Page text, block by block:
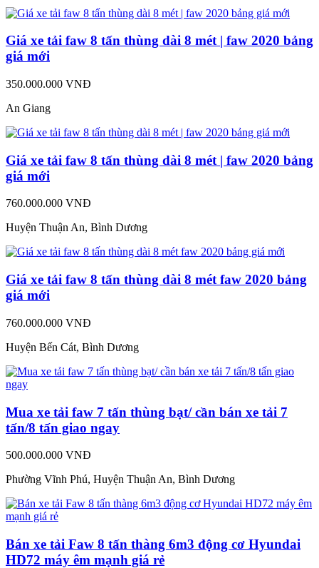
Giá xe tải faw 8 tấn thùng dài 8 mét | faw 2020 bảng
giá mới
350.000.000 VNĐ
An Giang
Giá xe tải faw 8 tấn thùng dài 8 mét | faw 2020 bảng
giá mới
760.000.000 VNĐ
Huyện Thuận An, Bình Dương
Giá xe tải faw 8 tấn thùng dài 8 mét faw 2020 bảng
giá mới
760.000.000 VNĐ
Huyện Bến Cát, Bình Dương
Mua xe tải faw 7 tấn thùng bạt/ cần bán xe tải 7
tấn/8 tấn giao ngay
500.000.000 VNĐ
Phường Vĩnh Phú, Huyện Thuận An, Bình Dương
Bán xe tải Faw 8 tấn thàng 6m3 động cơ Hyundai
HD72 máy êm mạnh giá rẻ